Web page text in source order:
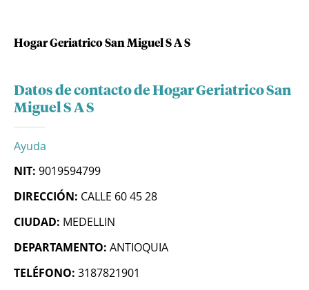
Hogar Geriatrico San Miguel S A S
Datos de contacto de Hogar Geriatrico San
Miguel S A S
Ayuda
NIT: 9019594799
DIRECCIÓN: CALLE 60 45 28
CIUDAD: MEDELLIN
DEPARTAMENTO: ANTIOQUIA
TELÉFONO: 3187821901